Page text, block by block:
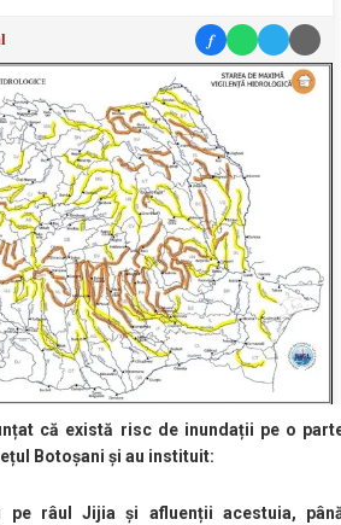
f
că există risc de inundații pe o
Botoșani și au instituit:
pe râul Jijia și afluenții acestuia,